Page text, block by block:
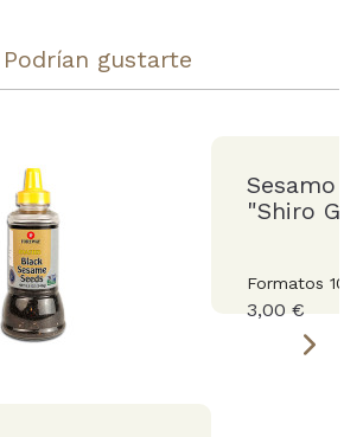
Podrían gustarte
Sesamo
"Shiro
Formatos 100
3,00 €